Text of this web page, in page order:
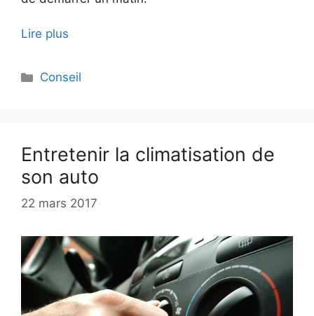
Lire plus
Catégories
Conseil
Entretenir la climatisation de
son auto
22 mars 2017